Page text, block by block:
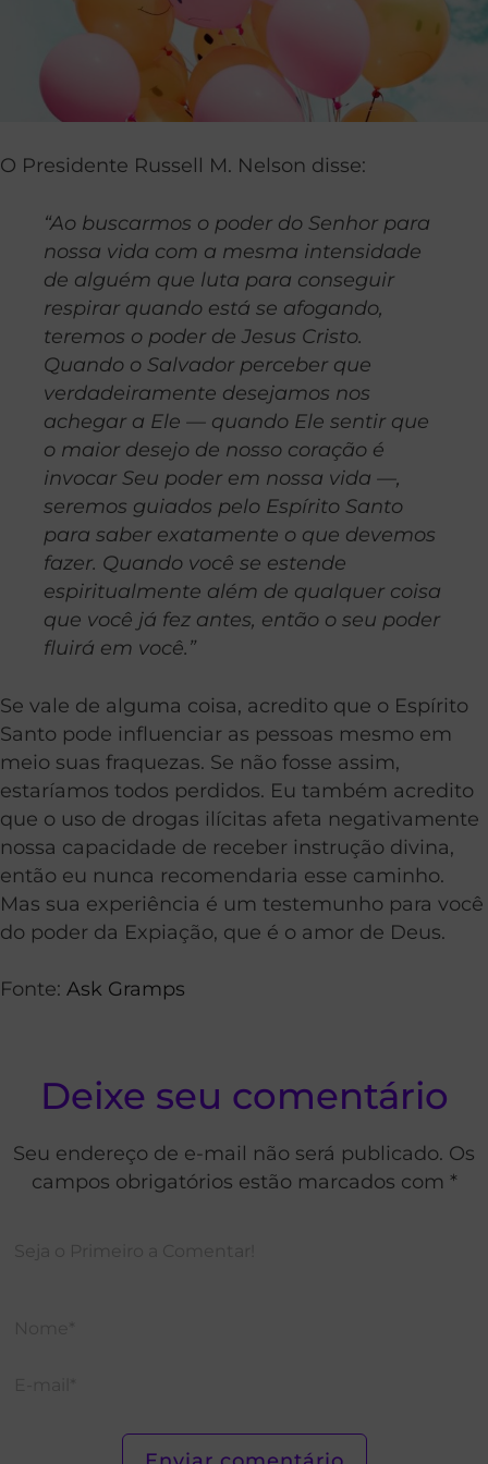
O Presidente Russell M. Nelson disse:
“Ao buscarmos o poder do Senhor para
nossa vida com a mesma intensidade
de alguém que luta para conseguir
respirar quando está se afogando,
teremos o poder de Jesus Cristo.
Quando o Salvador perceber que
verdadeiramente desejamos nos
achegar a Ele — quando Ele sentir que
o maior desejo de nosso coração é
invocar Seu poder em nossa vida —,
seremos guiados pelo Espírito Santo
para saber exatamente o que devemos
fazer. Quando você se estende
espiritualmente além de qualquer coisa
que você já fez antes, então o seu poder
fluirá em você.”
Se vale de alguma coisa, acredito que o Espírito
Santo pode influenciar as pessoas mesmo em
meio suas fraquezas. Se não fosse assim,
estaríamos todos perdidos. Eu também acredito
que o uso de drogas ilícitas afeta negativamente
nossa capacidade de receber instrução divina,
então eu nunca recomendaria esse caminho.
Mas sua experiência é um testemunho para você
do poder da Expiação, que é o amor de Deus.
Fonte: Ask Gramps
Deixe seu comentário
Seu endereço de e-mail não será publicado. Os
campos obrigatórios estão marcados com *